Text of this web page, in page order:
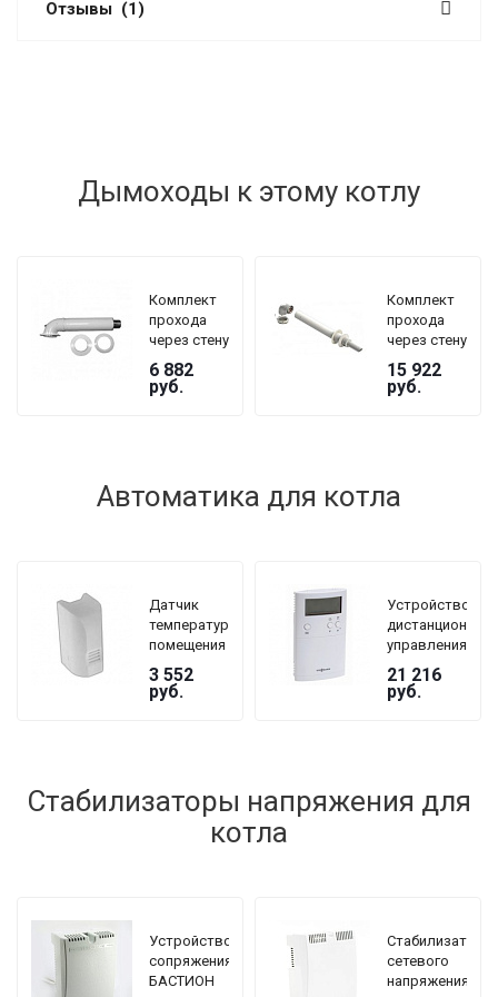
Отзывы (1)
Дымоходы к этому котлу
Комплект
прохода
через стену
Viessmann
Ø 60/100
мм для
6 882
руб.
Комплект
прохода
через стену
Viessmann
Ø60/100 мм
для
15 922
руб.
Автоматика для котла
Датчик
температуры
помещения
/ наружной
температуры
для котлов
3 552
руб.
Устройство
дистанционного
управления
Viessmann
Vitotrol 100
UTDB
21 216
руб.
Стабилизаторы напряжения для
котла
Устройство
сопряжения
БАСТИОН
Стабилизатор
сетевого
напряжения